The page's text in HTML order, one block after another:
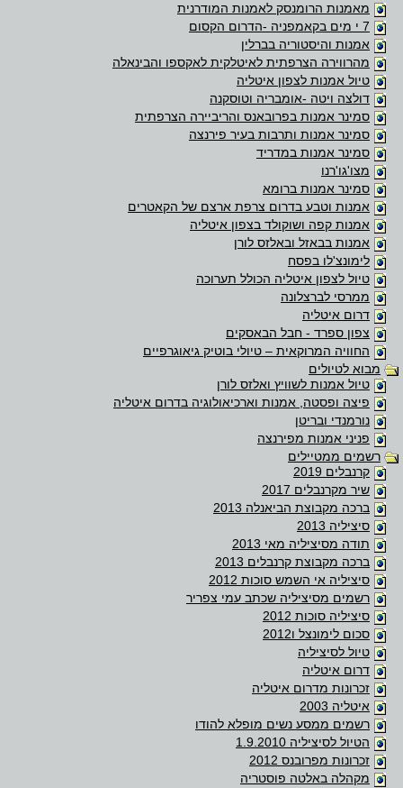
מאמנות הרומנסק לאמנות המודרנית
7 י מים בקאמפניה -הדרום הקסום
אמנות והיסטוריה בברלין
מהרווירה הצרפתית לאיטלקית לאקספו והבינאלה
טיול אמנות לצפון איטליה
דולצה ויטה -אומבריה וטוסקנה
סמינר אמנות בפרובאנס והריביירה הצרפתית
סמינר אמנות ותרבות בעיר פירנצה
סמינר אמנות במדריד
מצו'גו'רנו
סמינר אמנות ברומא
אמנות וטבע בדרום צרפת ארצם של הקאטרים
אמנות קפה ושוקולד בצפון איטליה
אמנות בבאזל ובאלזס לורן
לימונצ'לו בפסח
טיול לצפון איטליה הכולל תערוכה
ממרסי לברצלונה
דרום איטליה
צפון ספרד - חבל הבאסקים
החוויה המרוקאית – טיולי בוטיק גיאוגרפיים
מבוא לטיולים
טיול אמנות לשוויץ ואלזס לורן
פיצה ופסטה, אמנות וארכיאולוגיה בדרום איטליה
נורמנדי ובריטן
פניני אמנות מפירנצה
רשמים ממטיילים
קרנבלים 2019
שיר מקרנבלים 2017
ברכה מקבוצת הביאנלה 2013
סיציליה 2013
תודה מסיציליה מאי 2013
ברכה מקבוצת קרנבלים 2013
סיציליה אי השמש סוכות 2012
רשמים מסיציליה שכתב עמי צפריר
סיציליה סוכות 2012
סכום לימונצל ו2012
טיול לסיציליה
דרום איטליה
זכרונות מדרום איטליה
איטליה 2003
רשמים ממסע נשים מופלא להודו
הטיול לסיציליה 1.9.2010
זכרונות מפרובנס 2012
מקהלה באלטה פוסטריה